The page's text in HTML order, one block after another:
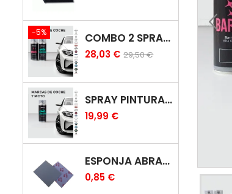
-5% COMBO 2 SPRAY: PINTURA COCHE + BARNIZ CARROCERÍA
28,03 € 29,50 €
SPRAY PINTURA COCHES COLOR ORIGINAL (BICAPA)
19,99 €
ESPONJA ABRASIVA
0,85 €